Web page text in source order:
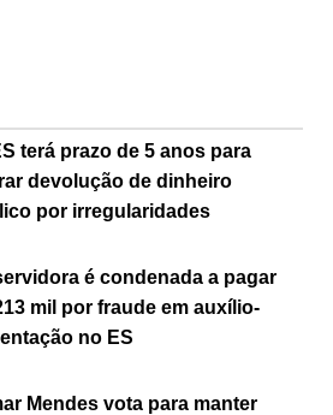
terá prazo de 5 anos para
devolução de dinheiro
por irregularidades
é condenada a pagar
mil por fraude em auxílio-
no ES
Mendes vota para manter